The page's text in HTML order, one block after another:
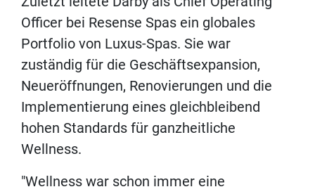
Officer bei Resense Spas ein globales
Portfolio von Luxus-Spas. Sie war
zuständig für die Geschäftsexpansion,
Neueröffnungen, Renovierungen und die
Implementierung eines gleichbleibend
hohen Standards für ganzheitliche
Wellness.
"Wellness war schon immer eine